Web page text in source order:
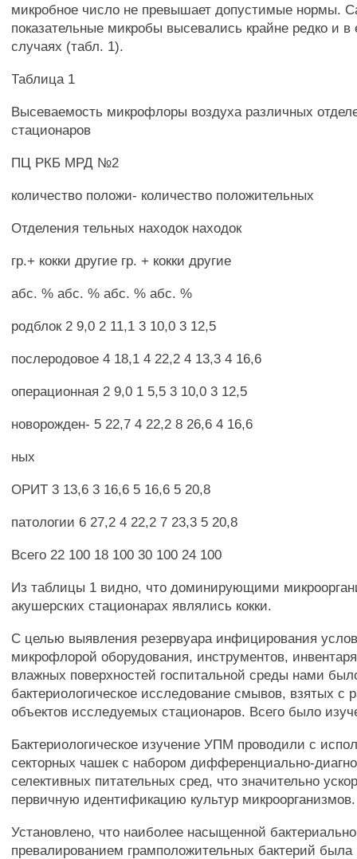
микробное число не превышает допустимые нормы.
показательные микробы высевались крайне редко и
случаях (табл. 1).
Таблица 1
Высеваемость микрофлоры воздуха различных
стационаров
ПЦ РКБ МРД №2
количество положи- количество положительных
Отделения тельных находок находок
гр.+ кокки другие гр. + кокки другие
абс. % абс. % абс. % абс. %
родблок 2 9,0 2 11,1 3 10,0 3 12,5
послеродовое 4 18,1 4 22,2 4 13,3 4 16,6
операционная 2 9,0 1 5,5 3 10,0 3 12,5
новорожден- 5 22,7 4 22,2 8 26,6 4 16,6
ных
ОРИТ 3 13,6 3 16,6 5 16,6 5 20,8
патологии 6 27,2 4 22,2 7 23,3 5 20,8
Всего 22 100 18 100 30 100 24 100
Из таблицы 1 видно, что доминирующими
акушерских стационарах являлись кокки.
С целью выявления резервуара инфицирования
микрофлорой оборудования, инструментов,
влажных поверхностей госпитальной среды нами
бактериологическое исследование смывов, взятых с
объектов исследуемых стационаров. Всего было
Бактериологическое изучение УПМ проводили с
секторных чашек с набором дифференциально-
селективных питательных сред, что значительно
первичную идентификацию культур микроорганизмов.
Установлено, что наиболее насыщенной
превалированием грамположительных бактерий